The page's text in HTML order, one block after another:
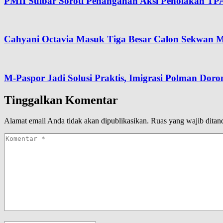
Cahyani Octavia Masuk Tiga Besar Calon Sekwan
M-Paspor Jadi Solusi Praktis, Imigrasi Polman
Tinggalkan Komentar
Alamat email Anda tidak akan dipublikasikan. Ruas yang wajib